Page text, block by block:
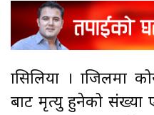
ब्रासिलिया ।
बाट मृत्यु हुनेको संख्या